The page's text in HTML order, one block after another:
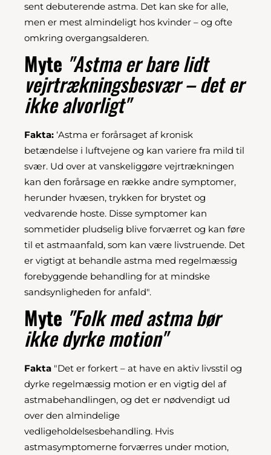
sent debuterende astma. Det kan ske for alle,
men er mest almindeligt hos kvinder – og ofte
omkring overgangsalderen.
Myte "Astma er bare lidt
vejrtrækningsbesvær – det er
ikke alvorligt"
Fakta: ‘Astma er forårsaget af kronisk
betændelse i luftvejene og kan variere fra mild til
svær. Ud over at vanskeliggøre vejrtrækningen
kan den forårsage en række andre symptomer,
herunder hvæsen, trykken for brystet og
vedvarende hoste. Disse symptomer kan
sommetider pludselig blive forværret og kan føre
til et astmaanfald, som kan være livstruende. Det
er vigtigt at behandle astma med regelmæssig
forebyggende behandling for at mindske
sandsynligheden for anfald".
Myte "Folk med astma bør
ikke dyrke motion"
Fakta "Det er forkert – at have en aktiv livsstil og
dyrke regelmæssig motion er en vigtig del af
astmabehandlingen, og det er nødvendigt ud
over den almindelige
vedligeholdelsesbehandling. Hvis
astmasymptomerne forværres under motion,